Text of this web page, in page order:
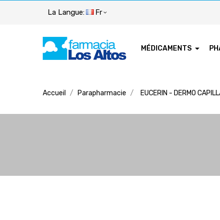
La Langue: Fr
MÉDICAMENTS
Accueil Parapharmacie EUCERIN - DERMO